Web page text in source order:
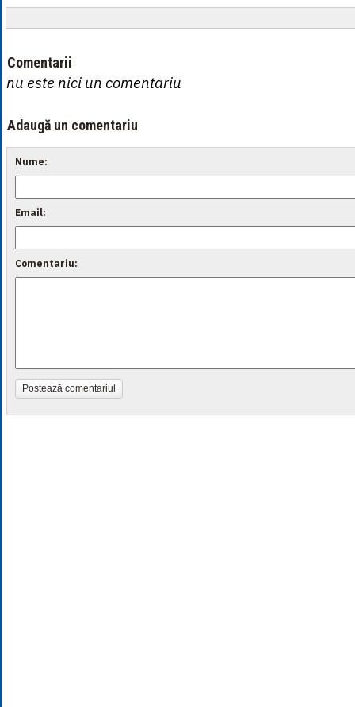
Comentarii
nu este nici un comentariu
Adaugă un comentariu
Nume:
Email:
Comentariu:
Postează comentariul